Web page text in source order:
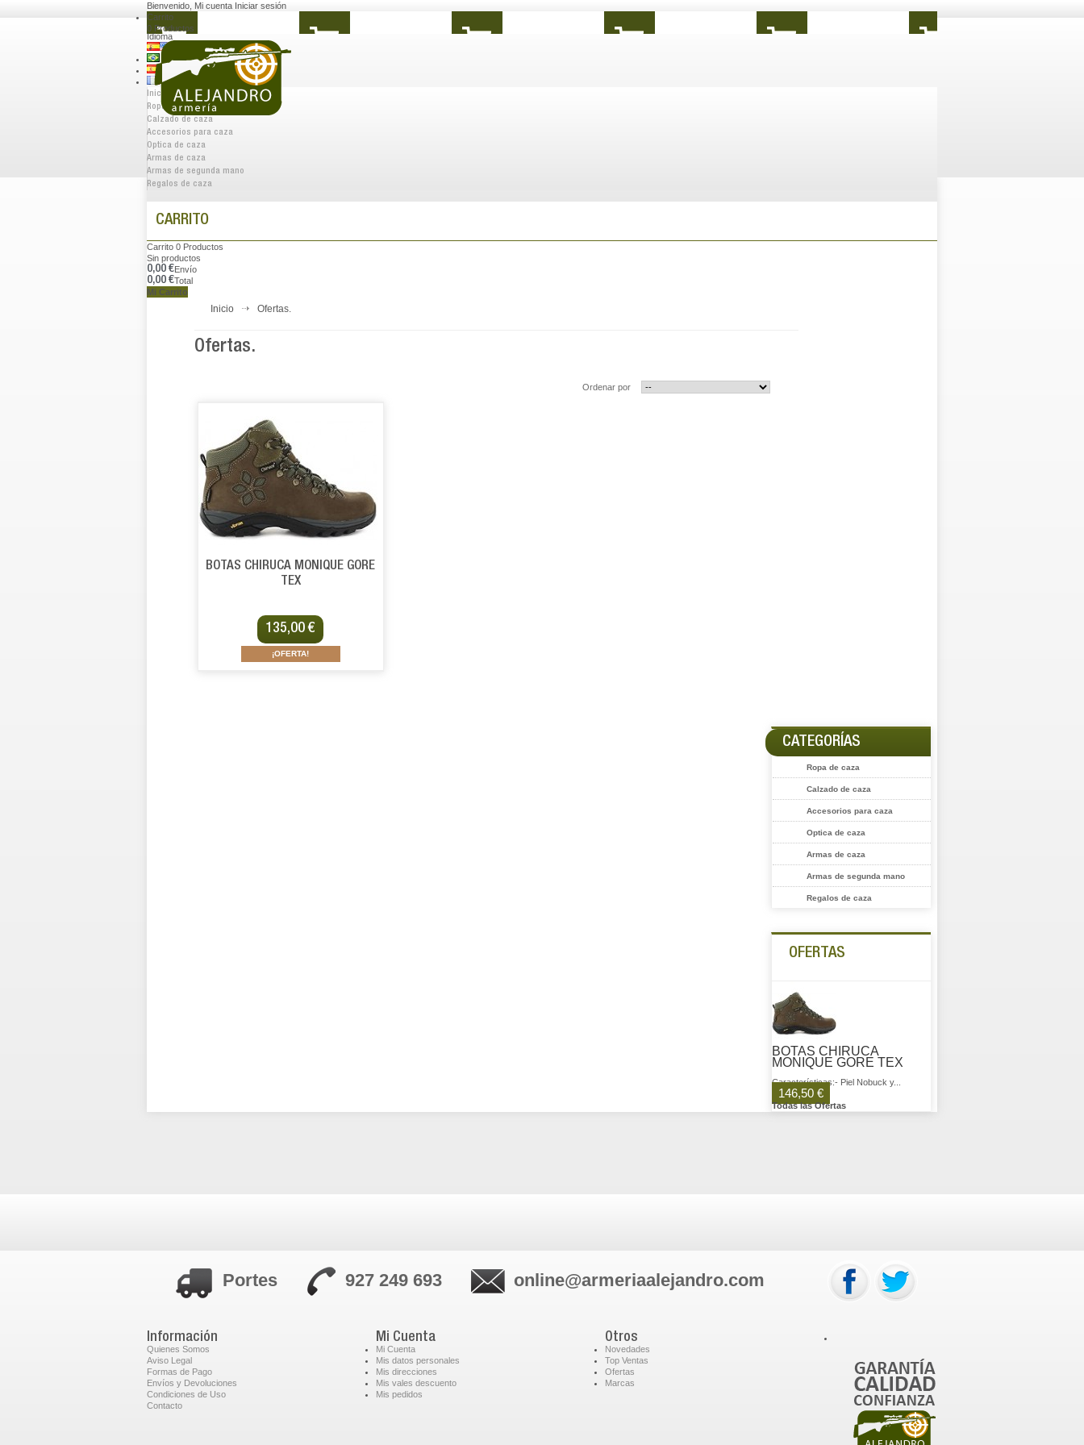
Bienvenido Mi cuenta Iniciar sesión
Carrito
0 Productos
Idioma
Inicio
Ropa de caza
Calzado de caza
Accesorios para caza
Optica de caza
Armas de caza
Armas de segunda mano
Regalos de caza
CARRITO
Carrito 0 Productos
Sin productos
0,00 €Envío
0,00 €Total
Mi Carrito
Inicio Ofertas.
Ofertas.
Ordenar por
BOTAS CHIRUCA MONIQUE GORE
TEX
135,00 €
¡OFERTA!
CATEGORÍAS
Ropa de caza
Calzado de caza
Accesorios para caza
Optica de caza
Armas de caza
Armas de segunda mano
Regalos de caza
OFERTAS
BOTAS CHIRUCA
MONIQUE GORE TEX
Características:- Piel Nobuck y...
146,50 €
Todas las Ofertas
Portes 927 249 693 online@armeriaalejandro.com
Información
Quienes Somos
Aviso Legal
Formas de Pago
Envíos y Devoluciones
Condiciones de Uso
Contacto
Mi Cuenta
Mi Cuenta
Mis datos personales
Mis direcciones
Mis vales descuento
Mis pedidos
Otros
Novedades
Top Ventas
Ofertas
Marcas